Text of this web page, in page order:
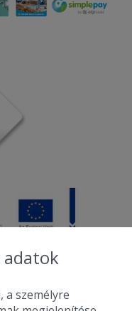
- Diston-line Kft.
a személyre